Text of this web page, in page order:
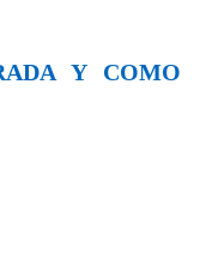
Y CΟΜO